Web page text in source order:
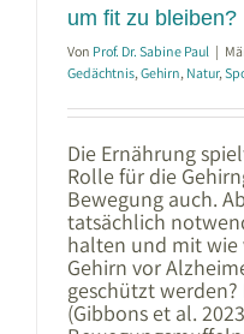
um fit zu bleiben?
Von Prof. Dr. Sabine Paul |
Gedächtnis,Gehirn, Natur,
Die Ernährung
Rolle für die
Bewegung auch.
tatsächlich
halten und mit wie
Gehirn vor
geschützt
(Gibbons et al.